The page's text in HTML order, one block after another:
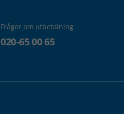
Frågor om utbetalning
020-65 00 65